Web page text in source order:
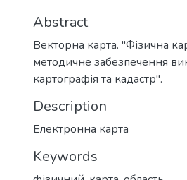
Abstract
Векторна карта. "Фізична
методичне забезпечення
картографія та кадастр".
Description
Електронна карта
Keywords